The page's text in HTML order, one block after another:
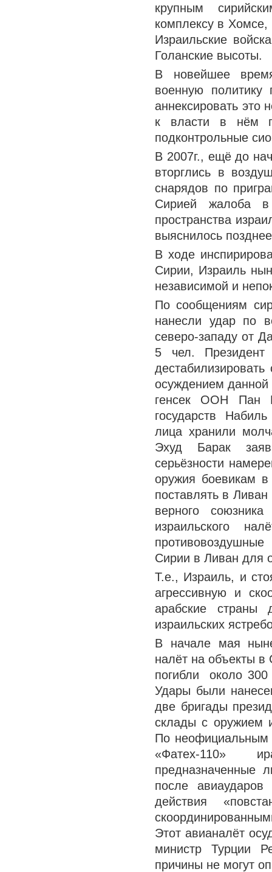
крупным
комплексу в
Израильские
Голанские высоты.
В новейшее
военную политику
аннексировать это
к власти в нём
подконтрольные
В 2007г., ещё до
вторглись в
снарядов по
Сирией жалоба
пространства
выяснилось
В ходе
Сирии, Израиль
независимой и
По сообщениям
нанесли удар по
северо-западу от
5 чел.
осуждением
генсек ООН Пан
государств
лица хранили
Эхуд Барак
серьёзности
оружия боевикам
поставлять в
верного
израильского
Сирии в Ливан для
Т.е., Израиль, и
агрессивную и
арабские
израильских
В начале мая
налёт на объекты в
погибли около
Удары были
две бригады
склады с оружием
По неофициальным
«Фатех-110»
предназначенные
после
действия
Этот авианалёт
министр Турции
причины не могут